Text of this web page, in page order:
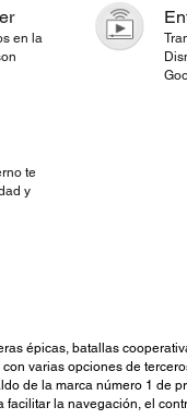
en la
te
y
épicas, batallas
varias opciones de
de la marca número 1 de
facilitar la navegación, el